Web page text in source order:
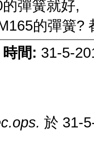
彈簧就好,
的彈簧?
時間: 31-5-
於 31-